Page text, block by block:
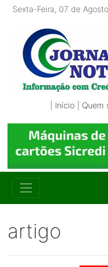
Sexta-Feira, 07 de
Início Quem
artigo